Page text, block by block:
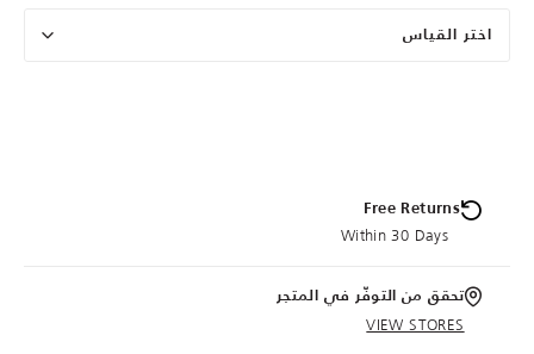
اختر القياس
Free Returns
Within 30 Days
تحقق من التوفّر في المتجر
VIEW STORES